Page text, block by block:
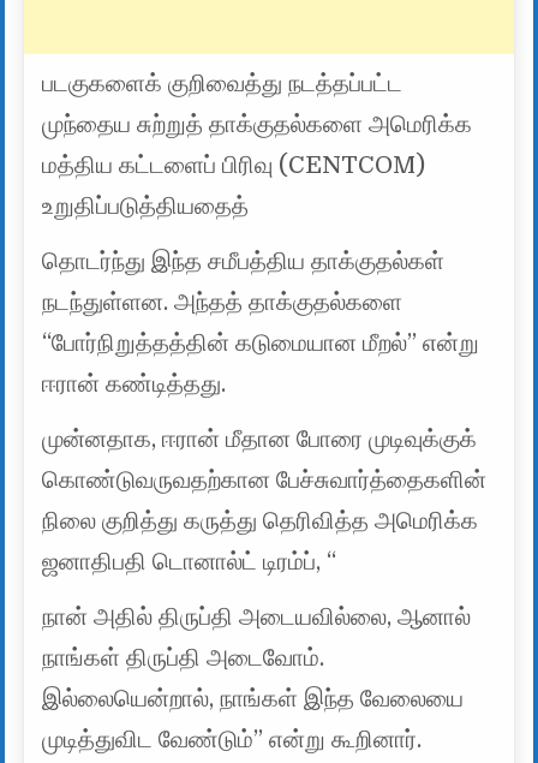
படகுகளைக் குறிவைத்து நடத்தப்பட்ட
முந்தைய சுற்றுத் தாக்குதல்களை அமெரிக்க
மத்திய கட்டளைப் பிரிவு (CENTCOM)
உறுதிப்படுத்தியதைத்
தொடர்ந்து இந்த சமீபத்திய தாக்குதல்கள்
நடந்துள்ளன. அந்தத் தாக்குதல்களை
“போர்நிறுத்தத்தின் கடுமையான மீறல்” என்று
ஈரான் கண்டித்தது.
முன்னதாக, ஈரான் மீதான போரை முடிவுக்குக்
கொண்டுவருவதற்கான பேச்சுவார்த்தைகளின்
நிலை குறித்து கருத்து தெரிவித்த அமெரிக்க
ஜனாதிபதி டொனால்ட் டிரம்ப், “
நான் அதில் திருப்தி அடையவில்லை, ஆனால்
நாங்கள் திருப்தி அடைவோம்.
இல்லையென்றால், நாங்கள் இந்த வேலையை
முடித்துவிட வேண்டும்” என்று கூறினார்.